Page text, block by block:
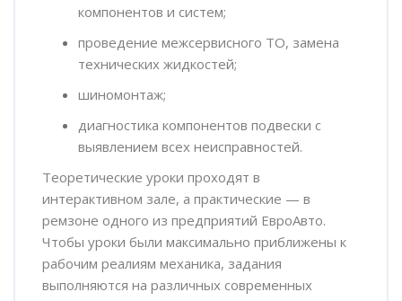
компонентов и систем;
проведение межсервисного ТО, замена
технических жидкостей;
шиномонтаж;
диагностика компонентов подвески с
выявлением всех неисправностей.
Теоретические уроки проходят в
интерактивном зале, а практические — в
ремзоне одного из предприятий ЕвроАвто.
Чтобы уроки были максимально приближены к
рабочим реалиям механика, задания
выполняются на различных современных